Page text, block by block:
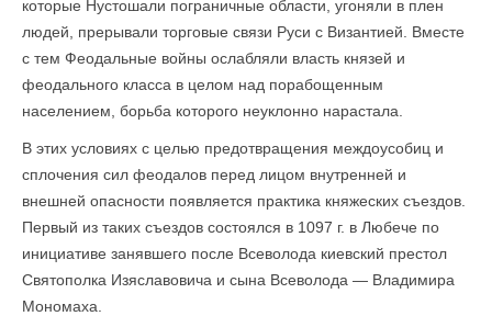
которые Нустошали пограничные области, угоняли в плен
людей, прерывали торговые связи Руси с Византией. Вместе
с тем Феодальные войны ослабляли власть князей и
феодального класса в целом над порабощенным
населением, борьба которого неуклонно нарастала.
В этих условиях с целью предотвращения междоусобиц и
сплочения сил феодалов перед лицом внутренней и
внешней опасности появляется практика княжеских съездов.
Первый из таких съездов состоялся в 1097 г. в Любече по
инициативе занявшего после Всеволода киевский престол
Святополка Изяславовича и сына Всеволода — Владимира
Мономаха.